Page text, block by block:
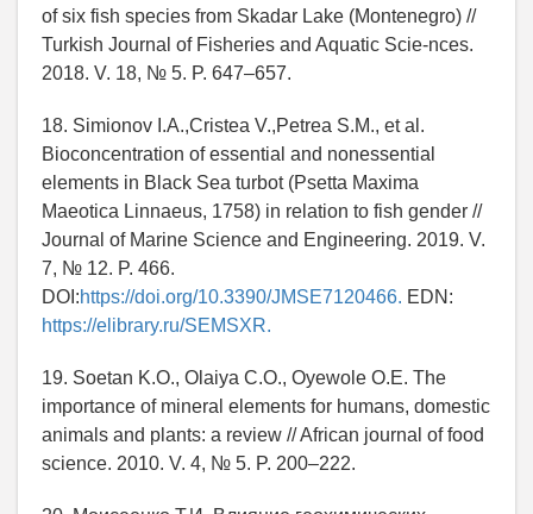
of six fish species from Skadar Lake (Montenegro) //
Turkish Journal of Fisheries and Aquatic Scie-nces.
2018. V. 18, № 5. P. 647–657.
18. Simionov I.A.,Cristea V.,Petrea S.M., et al.
Bioconcentration of essential and nonessential
elements in Black Sea turbot (Psetta Maxima
Maeotica Linnaeus, 1758) in relation to fish gender //
Journal of Marine Science and Engineering. 2019. V.
7, № 12. P. 466.
DOI:https://doi.org/10.3390/JMSE7120466. EDN:
https://elibrary.ru/SEMSXR.
19. Soetan K.O., Olaiya C.O., Oyewole O.E. The
importance of mineral elements for humans, domestic
animals and plants: a review // African journal of food
science. 2010. V. 4, № 5. P. 200–222.